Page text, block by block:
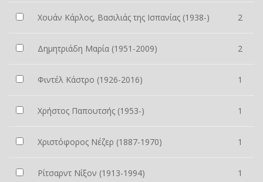
Χουάν Κάρλος, Βασιλιάς της Ισπανίας (1938-) 2
Δημητριάδη Μαρία (1951-2009) 2
Φιντέλ Κάστρο (1926-2016) 1
Χρήστος Παπουτσής (1953-) 1
Χριστόφορος Νέζερ (1887-1970) 1
Ρίτσαρντ Νίξον (1913-1994) 1